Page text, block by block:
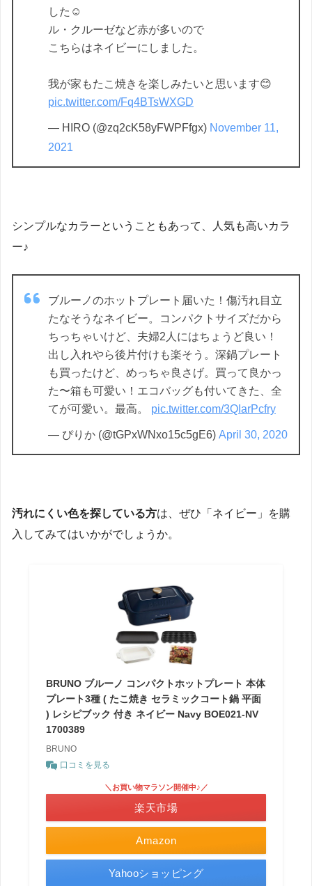
した☺️
ル・クルーゼなど赤が多いので
こちらはネイビーにしました。
我が家もたこ焼きを楽しみたいと思います😊
pic.twitter.com/Fq4BTsWXGD
— HIRO (@zq2cK58yFWPFfgx) November 11,
2021
シンプルなカラーということもあって、人気も高いカラ
ー♪
ブルーノのホットプレート届いた！傷汚れ目立
たなそうなネイビー。コンパクトサイズだから
ちっちゃいけど、夫婦2人にはちょうど良い！
出し入れやら後片付けも楽そう。深鍋プレート
も買ったけど、めっちゃ良さげ。買って良かっ
た〜箱も可愛い！エコバッグも付いてきた、全
てが可愛い。最高。 pic.twitter.com/3QIarPcfry
— ぴりか (@tGPxWNxo15c5gE6) April 30, 2020
汚れにくい色を探している方は、ぜひ「ネイビー」を購
入してみてはいかがでしょうか。
BRUNO ブルーノ コンパクトホットプレート 本体
プレート3種 ( たこ焼き セラミックコート鍋 平面
) レシピブック 付き ネイビー Navy BOE021-NV
1700389
BRUNO
口コミを見る
Amazon
＼お買い物マラソン開催中♪／
楽天市場
Yahooショッピング